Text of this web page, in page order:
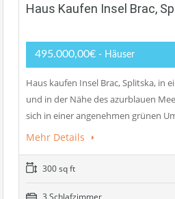
Haus Kaufen Insel Brac,
495.000,00€ - Häuser
Haus kaufen Insel Brac, Splitska, in
und in der Nähe des azurblauen
sich in einer angenehmen grünen
Mehr Details
300 sq ft